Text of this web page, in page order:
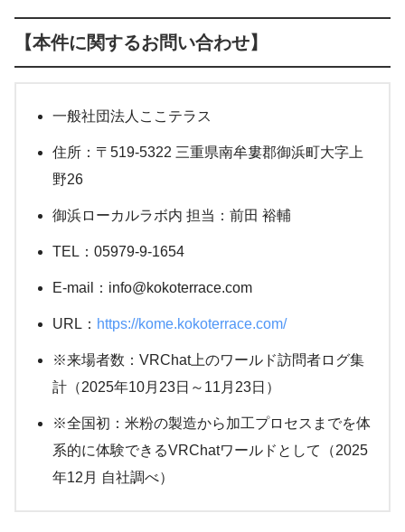
【本件に関するお問い合わせ】
一般社団法人ここテラス
住所：〒519-5322 三重県南牟婁郡御浜町大字上
野26
御浜ローカルラボ内 担当：前田 裕輔
TEL：05979-9-1654
E-mail：info@kokoterrace.com
URL： https://kome.kokoterrace.com/
※来場者数：VRChat上のワールド訪問者ログ集
計（2025年10月23日～11月23日）
※全国初：米粉の製造から加工プロセスまでを体
系的に体験できるVRChatワールドとして（2025
年12月 自社調べ）